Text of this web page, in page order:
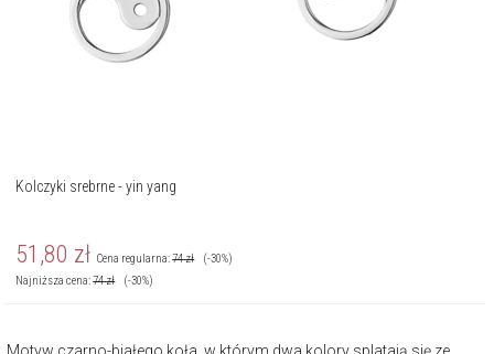
Kolczyki srebrne - yin yang
51,80 zł Cena regularna:74zł
(-30%)
Najniższa cena:74zł (-30%)